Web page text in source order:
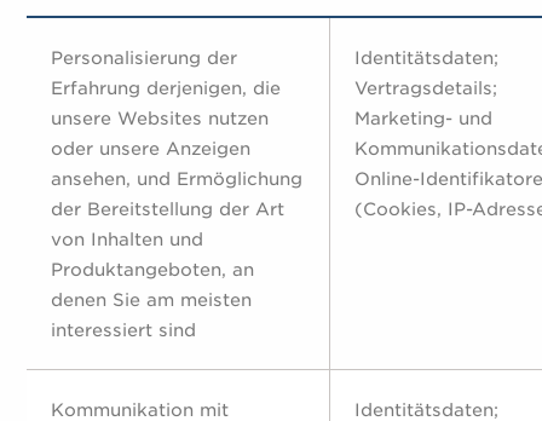
Personalisierung der
Erfahrung derjenigen, die
unsere Websites nutzen
oder unsere Anzeigen
ansehen, und Ermöglichung
der Bereitstellung der Art
von Inhalten und
Produktangeboten, an
denen Sie am meisten
interessiert sind
Identitätsdaten;
Vertragsdetails;
Marketing- und
Online-
(Cookies, IP-
Kommunikation mit
Identitätsdaten;